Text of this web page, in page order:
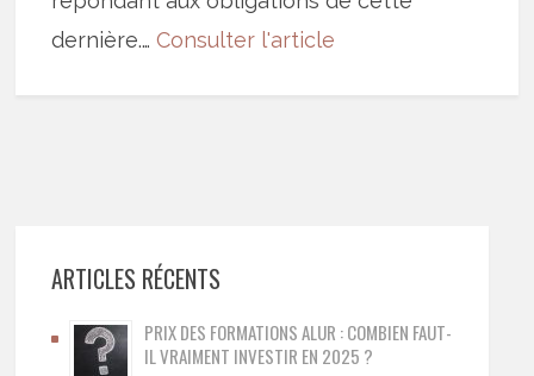
dernière.…Consulter l'article
ARTICLES RÉCENTS
PRIX DES FORMATIONS ALUR : COMBIEN FAUT-
IL VRAIMENT INVESTIR EN 2025 ?